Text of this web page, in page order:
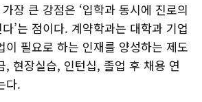
장 큰 강점은 ‘입학과 동시에 진로의
’는 점이다. 계약학과는 대학과 기업
이 필요로 하는 인재를 양성하는 제도
, 현장실습, 인턴십, 졸업 후 채용 연
다.